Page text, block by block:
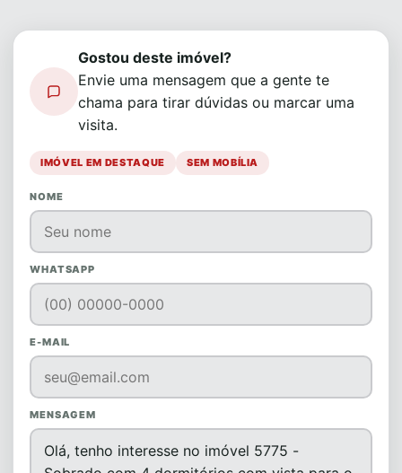
Gostou deste imóvel?
Envie uma mensagem que a gente te
chama para tirar dúvidas ou marcar uma
visita.
IMÓVEL EM DESTAQUE SEM MOBÍLIA
NOME
WHATSAPP
E-MAIL
MENSAGEM